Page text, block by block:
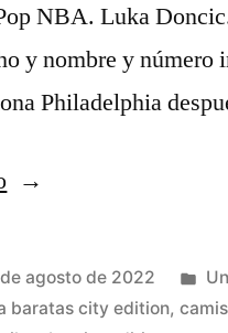
NBA. Luka
y nombre y número
Philadelphia
«es/está
camiseta
nba
agosto de 2022
en
baratas city edition,